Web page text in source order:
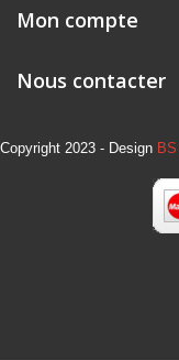
Mon compte
Nous contacter
Copyright 2023 - Design